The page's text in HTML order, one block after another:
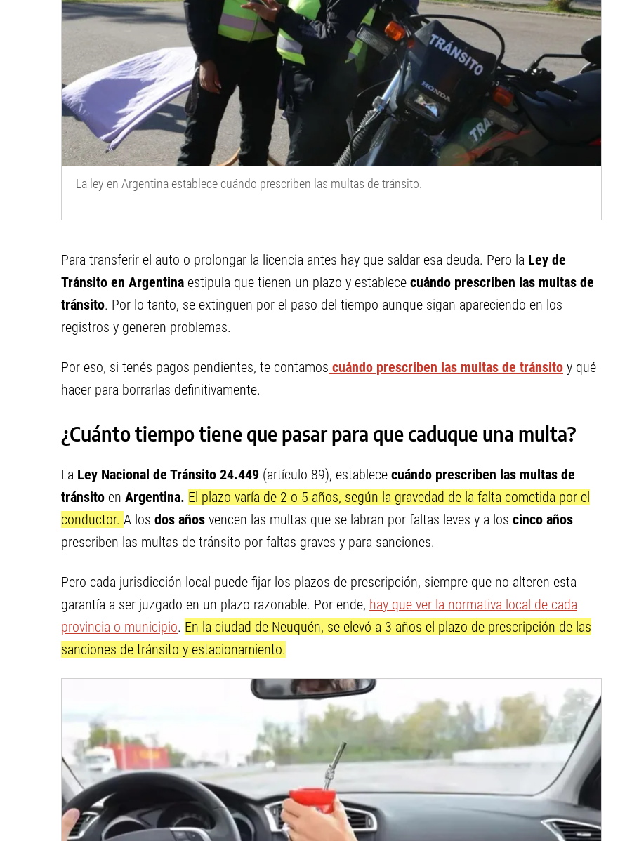
La ley en Argentina establece cuándo prescriben las multas de tránsito.
Para transferir el auto o prolongar la licencia antes hay que saldar esa deuda. Pero la Ley de
Tránsito en Argentina estipula que tienen un plazo y establece cuándo prescriben las multas de
tránsito. Por lo tanto, se extinguen por el paso del tiempo aunque sigan apareciendo en los
registros y generen problemas.
Por eso, si tenés pagos pendientes, te contamos cuándo prescriben las multas de tránsito y qué
hacer para borrarlas definitivamente.
¿Cuánto tiempo tiene que pasar para que caduque una multa?
La Ley Nacional de Tránsito 24.449 (artículo 89), establece cuándo prescriben las multas de
tránsito en Argentina. El plazo varía de 2 o 5 años, según la gravedad de la falta cometida por el
conductor. A los dos años vencen las multas que se labran por faltas leves y a los cinco años
prescriben las multas de tránsito por faltas graves y para sanciones.
Pero cada jurisdicción local puede fijar los plazos de prescripción, siempre que no alteren esta
garantía a ser juzgado en un plazo razonable. Por ende, hay que ver la normativa local de cada
provincia o municipio. En la ciudad de Neuquén, se elevó a 3 años el plazo de prescripción de las
sanciones de tránsito y estacionamiento.